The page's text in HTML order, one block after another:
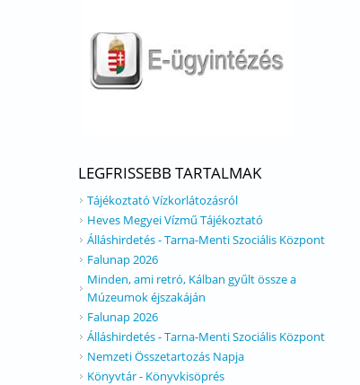
LEGFRISSEBB TARTALMAK
Tájékoztató Vízkorlátozásról
Heves Megyei Vízmű Tájékoztató
Álláshirdetés - Tarna-Menti Szociális Központ
Falunap 2026
Minden, ami retró, Kálban gyűlt össze a
Múzeumok éjszakáján
Falunap 2026
Álláshirdetés - Tarna-Menti Szociális Központ
Nemzeti Összetartozás Napja
Könyvtár - Könyvkisöprés